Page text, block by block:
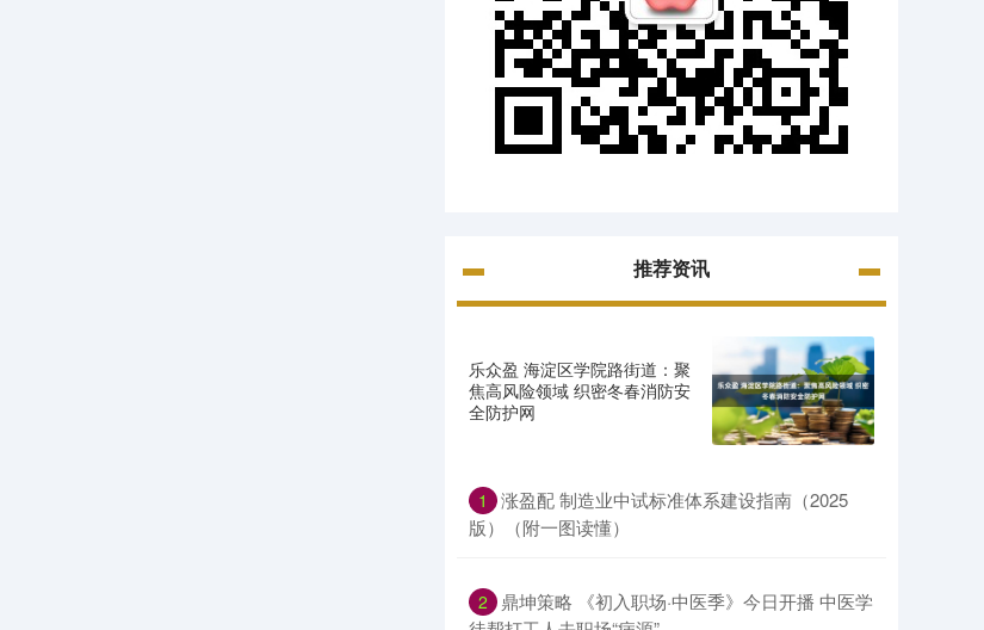
推荐资讯
乐众盈 海淀区学院路街道：聚
焦高风险领域 织密冬春消防安
全防护网
1
涨盈配 制造业中试标准体系建设指南（2025
版）（附一图读懂）
2
鼎坤策略 《初入职场·中医季》今日开播 中医学